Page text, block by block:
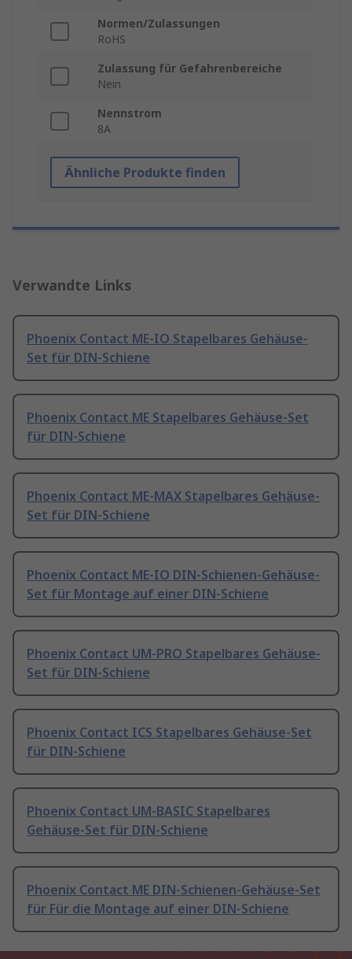
Normen/Zulassungen
RoHS
Zulassung für Gefahrenbereiche
Nein
Nennstrom
8A
Ähnliche Produkte finden
Verwandte Links
Phoenix Contact ME-IO Stapelbares Gehäuse-
Set für DIN-Schiene
Phoenix Contact ME Stapelbares Gehäuse-Set
für DIN-Schiene
Phoenix Contact ME-MAX Stapelbares Gehäuse-
Set für DIN-Schiene
Phoenix Contact ME-IO DIN-Schienen-Gehäuse-
Set für Montage auf einer DIN-Schiene
Phoenix Contact UM-PRO Stapelbares Gehäuse-
Set für DIN-Schiene
Phoenix Contact ICS Stapelbares Gehäuse-Set
für DIN-Schiene
Phoenix Contact UM-BASIC Stapelbares
Gehäuse-Set für DIN-Schiene
Phoenix Contact ME DIN-Schienen-Gehäuse-Set
für Für die Montage auf einer DIN-Schiene